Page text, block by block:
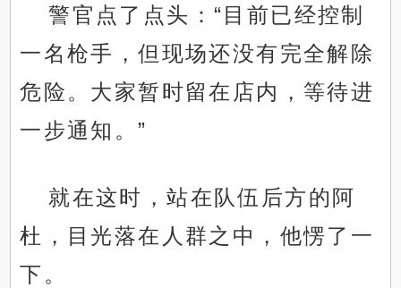
警官点了点头：“目前已经控制
一名枪手，但现场还没有完全解除
危险。大家暂时留在店内，等待进
一步通知。”
就在这时，站在队伍后方的阿
杜，目光落在人群之中，他愣了一
下。